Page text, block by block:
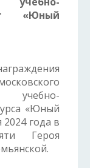
«Юный
учебно-
«Юный
2024 года в
Героя